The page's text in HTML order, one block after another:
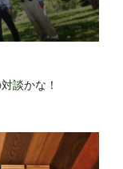
談かな！